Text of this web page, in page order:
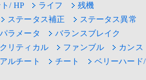
/ HP ライフ
残機
ステータス補正
ステータス異常
パラメータ
バランスブレイク
クリティカル ファンブル
カンス
ルチート チート ベリーハード